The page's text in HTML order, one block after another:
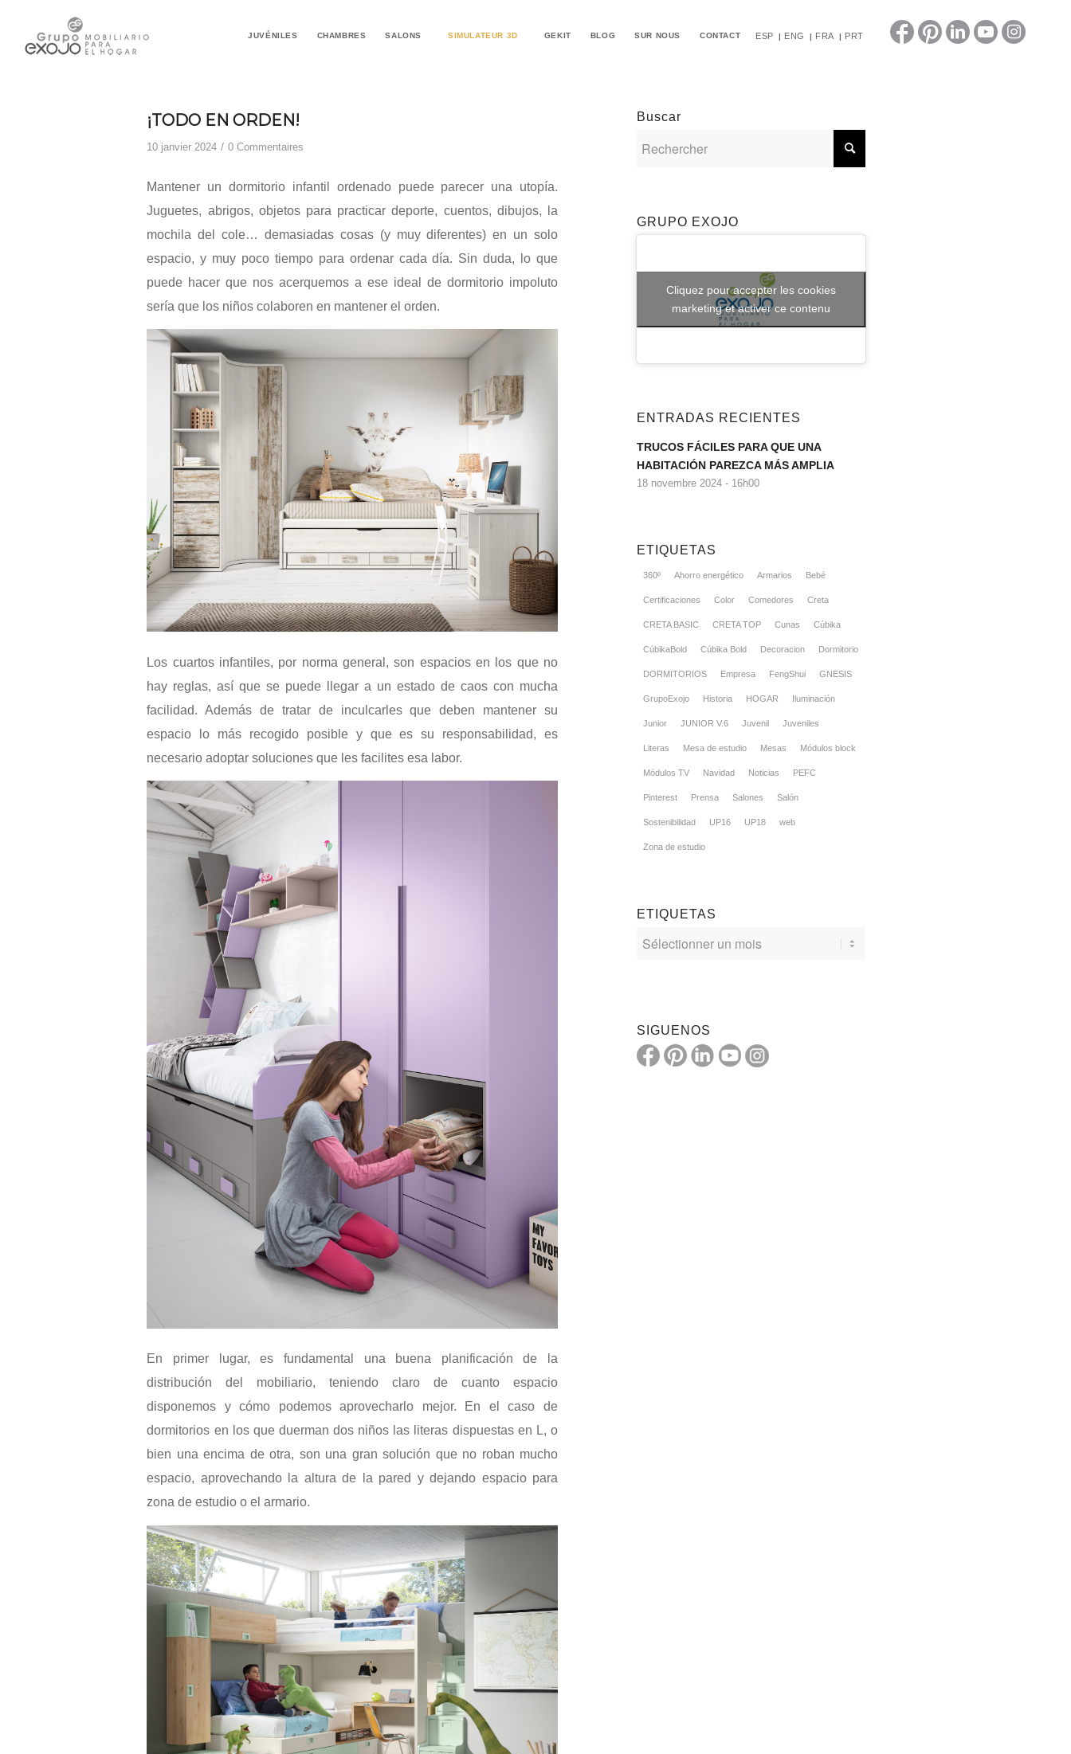
JUVÉNILES CHAMBRES SALONS SIMULATEUR 3D GEKIT BLOG SUR NOUS CONTACT ESP ENG FRA PRT
¡TODO EN ORDEN!
10 janvier 2024 / 0 Commentaires
Mantener un dormitorio infantil ordenado puede parecer una utopía.
Juguetes, abrigos, objetos para practicar deporte, cuentos, dibujos, la
mochila del cole… demasiadas cosas (y muy diferentes) en un solo
espacio, y muy poco tiempo para ordenar cada día. Sin duda, lo que
puede hacer que nos acerquemos a ese ideal de dormitorio impoluto
sería que los niños colaboren en mantener el orden.
Los cuartos infantiles, por norma general, son espacios en los que no
hay reglas, así que se puede llegar a un estado de caos con mucha
facilidad. Además de tratar de inculcarles que deben mantener su
espacio lo más recogido posible y que es su responsabilidad, es
necesario adoptar soluciones que les facilites esa labor.
En primer lugar, es fundamental una buena planificación de la
distribución del mobiliario, teniendo claro de cuanto espacio
disponemos y cómo podemos aprovecharlo mejor. En el caso de
dormitorios en los que duerman dos niños las literas dispuestas en L, o
bien una encima de otra, son una gran solución que no roban mucho
espacio, aprovechando la altura de la pared y dejando espacio para
zona de estudio o el armario.
Buscar
GRUPO EXOJO
Cliquez pour accepter les cookies
marketing et activer ce contenu
ENTRADAS RECIENTES
TRUCOS FÁCILES PARA QUE UNA
HABITACIÓN PAREZCA MÁS AMPLIA
18 novembre 2024 - 16h00
ETIQUETAS
360º Ahorro energético Armarios Bebé
Certificaciones Color Comedores Creta
CRETA BASIC CRETA TOP Cunas Cúbika
CúbikaBold Cúbika Bold Decoracion Dormitorio
DORMITORIOS Empresa FengShui GNESIS
GrupoExojo Historia HOGAR Iluminación
Junior JUNIOR V.6 Juvenil Juveniles
Literas Mesa de estudio Mesas Módulos block
Módulos TV Navidad Noticias PEFC
Pinterest Prensa Salones Salón
Sostenibilidad UP16 UP18 web
Zona de estudio
ETIQUETAS
SIGUENOS